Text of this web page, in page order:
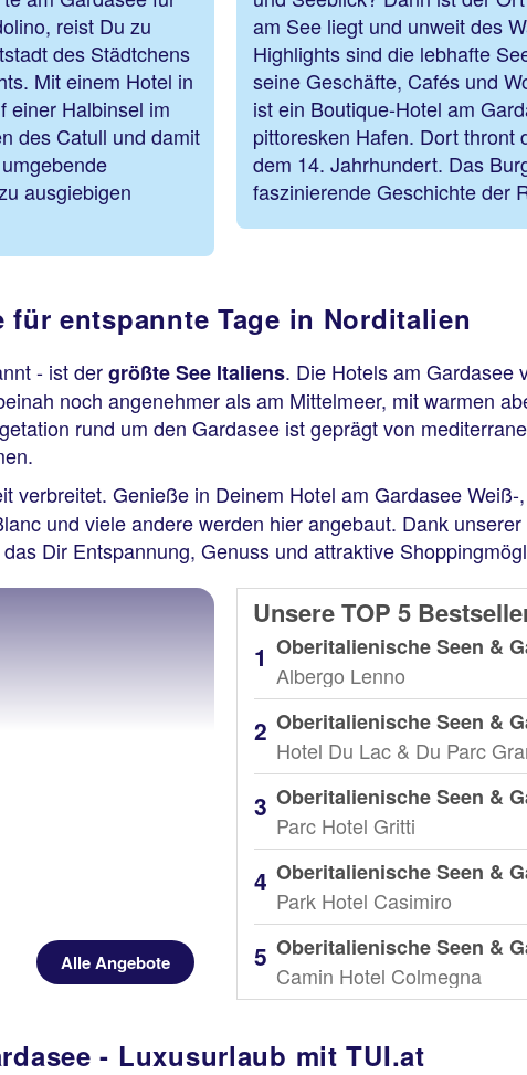
reist Du zu
des Städtchens
Mit einem Hotel in
einer Halbinsel im
des Catull und damit
ausgiebigen
am See liegt und unweit des
Highlights sind die lebhafte
seine Geschäfte, Cafés und
ist ein Boutique-Hotel am
pittoresken Hafen. Dort thront
dem 14. Jahrhundert. Das
faszinierende Geschichte der
für entspannte Tage in Norditalien
- ist dergrößte See Italiens. Die Hotels am Gardasee
noch angenehmer als am Mittelmeer, mit warmen
rund um den Gardasee ist geprägt von
verbreitet. Genieße in Deinem Hotel am Gardasee
und viele andere werden hier angebaut. Dank
Dir Entspannung, Genuss und attraktive
Alle Angebote
Unsere TOP 5
Albergo Lenno
Parc Hotel Gritti
Park Hotel Casimiro
Camin Hotel Colmegna
- Luxusurlaub mit TUI.at